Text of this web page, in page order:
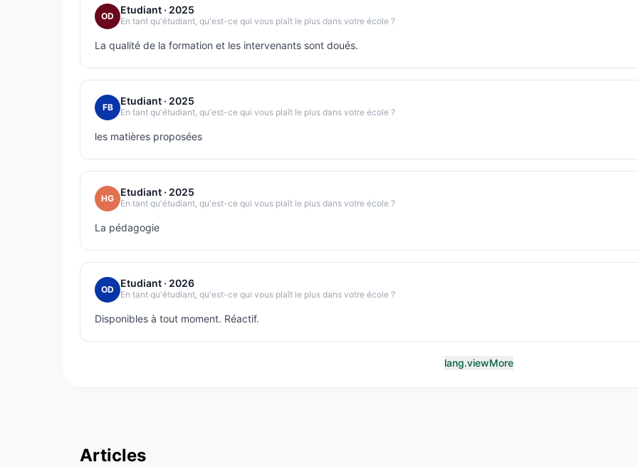
OD
Etudiant · 2025
En tant qu'étudiant, qu'est-ce qui vous plaît le plus dans votre école ?
La qualité de la formation et les intervenants sont doués.
FB
Etudiant · 2025
En tant qu'étudiant, qu'est-ce qui vous plaît le plus dans votre école ?
les matières proposées
HG
Etudiant · 2025
En tant qu'étudiant, qu'est-ce qui vous plaît le plus dans votre école ?
La pédagogie
OD
Etudiant · 2026
En tant qu'étudiant, qu'est-ce qui vous plaît le plus dans votre école ?
Disponibles à tout moment. Réactif.
lang.viewMore
Articles